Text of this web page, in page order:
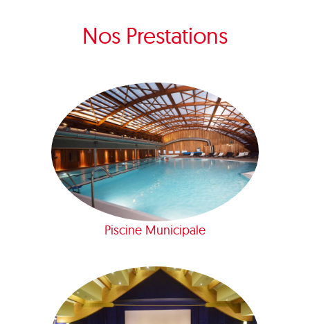
Nos Prestations
Piscine Municipale